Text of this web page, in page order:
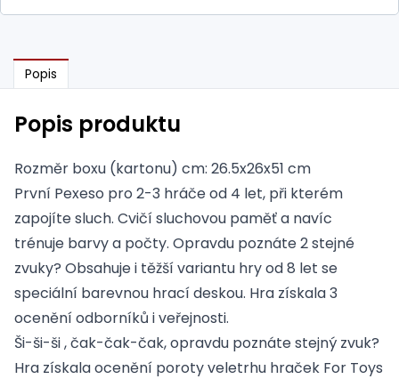
Popis
Popis produktu
Rozměr boxu (kartonu) cm: 26.5x26x51 cm
První Pexeso pro 2-3 hráče od 4 let, při kterém
zapojíte sluch. Cvičí sluchovou paměť a navíc
trénuje barvy a počty. Opravdu poznáte 2 stejné
zvuky? Obsahuje i těžší variantu hry od 8 let se
speciální barevnou hrací deskou. Hra získala 3
ocenění odborníků i veřejnosti.
Ši-ši-ši , čak-čak-čak, opravdu poznáte stejný zvuk?
Hra získala ocenění poroty veletrhu hraček For Toys